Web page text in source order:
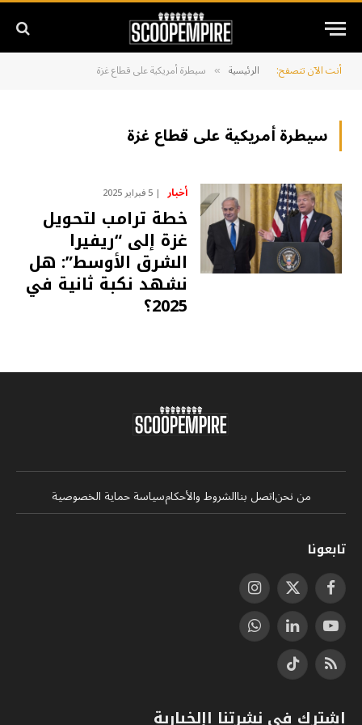
أنت الآن تتصفح: الرئيسية » سيطرة أمريكية على قطاع غزة
سيطرة أمريكية على قطاع غزة
أخبار 5 فبراير 2025
خطة ترامب لتحويل
غزة إلى “ريفيرا
الشرق الأوسط”: هل
نشهد نكبة ثانية في
2025؟
من نحناتصل بناالشروط والأحكامسياسة حماية الخصوصية
تابعونا
فيسبوكX
(Twitter)
الانستغرام
يوتيوب لينكدإنواتساب
RSS
تيكتوك
اشترك في نشرتنا اإلخبارية